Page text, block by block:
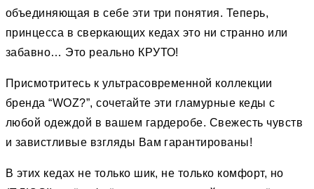
объединяющая в себе эти три понятия. Теперь,
принцесса в сверкающих кедах это ни странно или
забавно… Это реально КРУТО!
Присмотритесь к ультрасовременной коллекции
бренда “WOZ?”, сочетайте эти гламурные кеды с
любой одеждой в вашем гардеробе. Свежесть чувств
и завистливые взгляды Вам гарантированы!
В этих кедах не только шик, не только комфорт, но